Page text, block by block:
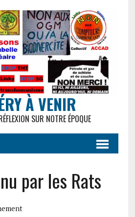
À VENIR
SUR NOTRE ÉPOQUE
par les Rats